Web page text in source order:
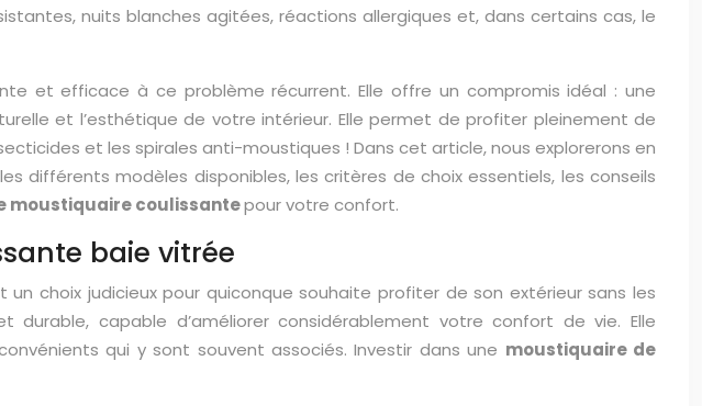
nuits blanches agitées, réactions allergiques et, dans certains cas, le
et efficace à ce problème récurrent. Elle offre un compromis idéal : une
et l’esthétique de votre intérieur. Elle permet de profiter pleinement de
et les spirales anti-moustiques ! Dans cet article, nous explorerons en
différents modèles disponibles, les critères de choix essentiels, les conseils
moustiquaire coulissantepour votre confort.
baie vitrée
choix judicieux pour quiconque souhaite profiter de son extérieur sans les
capable d’améliorer considérablement votre confort de vie. Elle
qui y sont souvent associés. Investir dans une moustiquaire de